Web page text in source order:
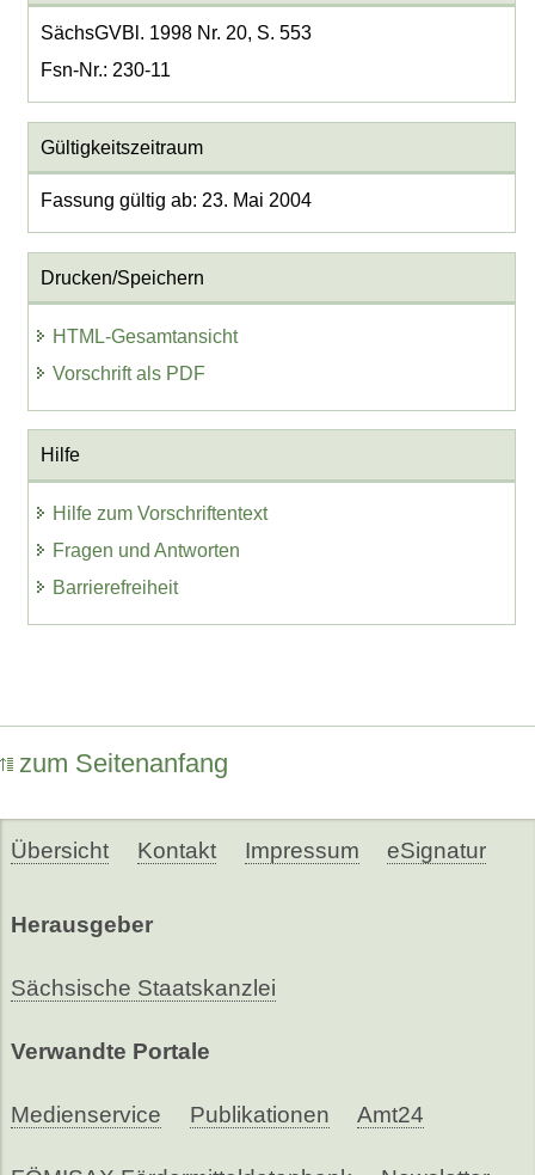
SächsGVBl. 1998 Nr. 20, S. 553
Fsn-Nr.: 230-11
Gültigkeitszeitraum
Fassung gültig ab: 23. Mai 2004
Drucken/Speichern
HTML-Gesamtansicht
Vorschrift als PDF
Hilfe
Hilfe zum Vorschriftentext
Fragen und Antworten
Barrierefreiheit
zum Seitenanfang
Übersicht Kontakt Impressum eSignatur
Herausgeber
Sächsische Staatskanzlei
Verwandte Portale
Medienservice Publikationen Amt24